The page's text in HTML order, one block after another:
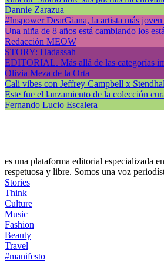
Dannie Zarazua
#Inspower DearGiana, la artista más
Una niña de 8 años está cambiando los
Redacción MEOW
STORY: Hadassah
EDITORIAL. Más allá de las categorías
Olivia Meza de la Orta
Cali vibes con Jeffrey Campbell x
Este fue el lanzamiento de la colección
Fernando Lucio Escalera
es una plataforma editorial especializada
respetuosa y libre. Somos una voz
Stories
Think
Culture
Music
Fashion
Beauty
Travel
#manifesto